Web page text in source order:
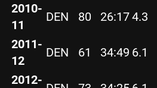
2010-
11
DEN 80 26:174.3
2011-
12
DEN 61 34:49 6.1
2012-